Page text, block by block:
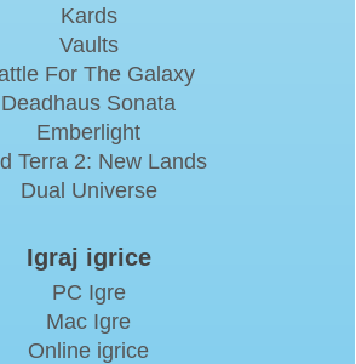
Kards
Vaults
For The Galaxy
Deadhaus Sonata
Emberlight
Terra 2: New Lands
Dual Universe
Igraj igrice
PC Igre
Mac Igre
Online igrice